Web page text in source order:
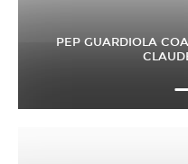
PEP GUARDIOLA